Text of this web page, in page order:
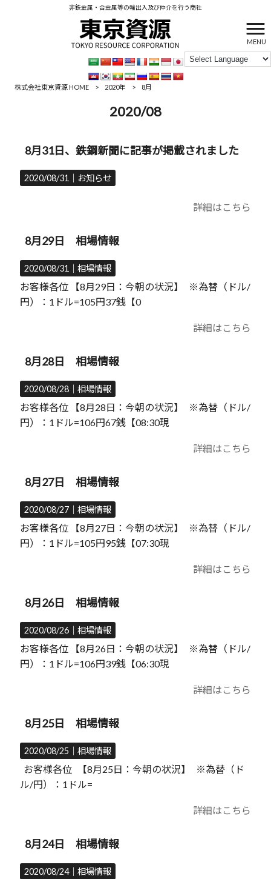
非鉄金属・合金属等の輸出入及び仲介を行う商社
MENU
株式会社東京資源 HOME > 2020年 > 8月
2020/08
8月31日、鉄鋼新聞に記事が掲載されました
2020/08/31｜ お知らせ
詳細はこちら
8月29日 相場情報
2020/08/31｜相場情報
お客様各位 【8月29日：今朝の状況】 ※為替（ドル/
円）：1ドル=105円37銭【0
詳細はこちら
8月28日 相場情報
2020/08/28｜相場情報
お客様各位 【8月28日：今朝の状況】 ※為替（ドル/
円）：1ドル=106円67銭【08:30現
詳細はこちら
8月27日 相場情報
2020/08/27｜相場情報
お客様各位 【8月27日：今朝の状況】 ※為替（ドル/
円）：1ドル=105円95銭【07:30現
詳細はこちら
8月26日 相場情報
2020/08/26｜相場情報
お客様各位 【8月26日：今朝の状況】 ※為替（ドル/
円）：1ドル=106円39銭【06:30現
詳細はこちら
8月25日 相場情報
2020/08/25｜相場情報
お客様各位 【8月25日：今朝の状況】 ※為替（ド
ル/円）：1ドル=
詳細はこちら
8月24日 相場情報
2020/08/24｜相場情報